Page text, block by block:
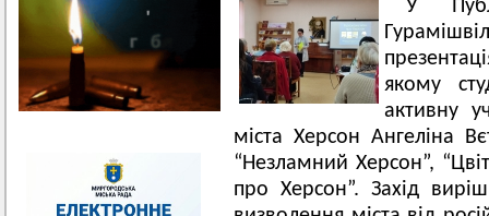
У
якому
активну
міста Херсон Ангеліна
“Незламний Херсон”,
про Херсон”. Захід